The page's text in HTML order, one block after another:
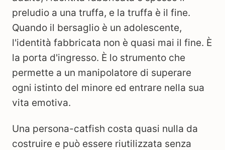
preludio a una truffa, e la truffa è il fine.
Quando il bersaglio è un adolescente,
l'identità fabbricata non è quasi mai il fine. È
la porta d'ingresso. È lo strumento che
permette a un manipolatore di superare
ogni istinto del minore ed entrare nella sua
vita emotiva.
Una persona-catfish costa quasi nulla da
costruire e può essere riutilizzata senza